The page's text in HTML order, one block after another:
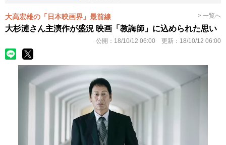
大高宏雄の「日本映画界」最前線 > 一覧へ
大杉漣さん主演作が盛況 映画「教誨師」に込められた思い
公開： 18/10/12 06:00 更新： 18/10/12 06:00